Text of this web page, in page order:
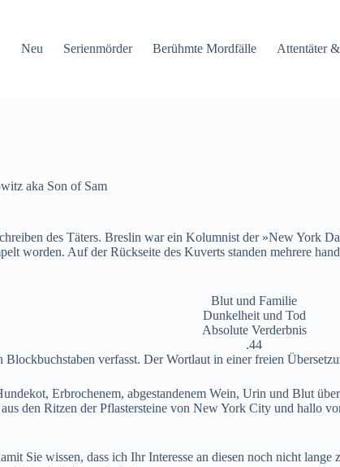
Neu Serienmörder Berühmte Mordfälle Attentäter
aka Son of Sam
des Täters. Breslin war ein Kolumnist der »New York
worden. Auf der Rückseite des Kuverts standen mehrere
Blut und Familie
Dunkelheit und Tod
Absolute Verderbnis
.44
verfasst. Der Wortlaut in einer freien
Erbrochenem, abgestandenem Wein, Urin und Blut
den Ritzen der Pflastersteine von New York City und hallo
Sie wissen, dass ich Ihr Interesse an diesen noch nicht